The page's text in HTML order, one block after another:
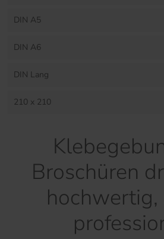
DIN A5
DIN A6
DIN Lang
210 x 210
Broschüren
hochwertig,